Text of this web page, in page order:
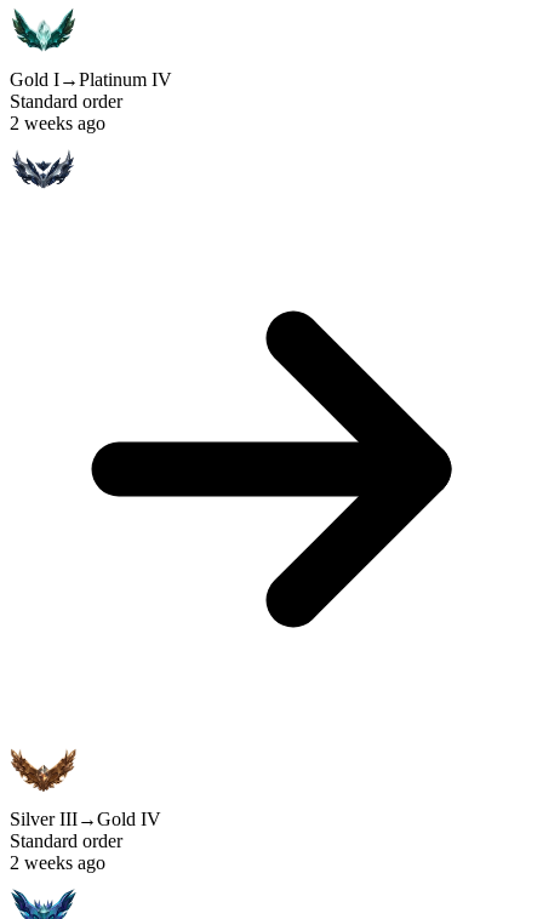
Gold I→Platinum IV
Standard order
2 weeks ago
Silver III→Gold IV
Standard order
2 weeks ago